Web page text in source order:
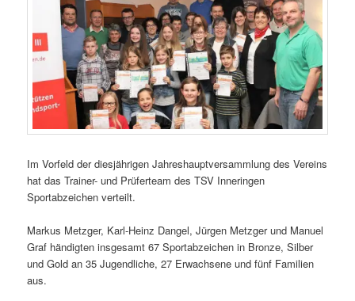
Im Vorfeld der diesjährigen Jahreshauptversammlung des Vereins
hat das Trainer- und Prüferteam des TSV Inneringen
Sportabzeichen verteilt.
Markus Metzger, Karl-Heinz Dangel, Jürgen Metzger und Manuel
Graf händigten insgesamt 67 Sportabzeichen in Bronze, Silber
und Gold an 35 Jugendliche, 27 Erwachsene und fünf Familien
aus.